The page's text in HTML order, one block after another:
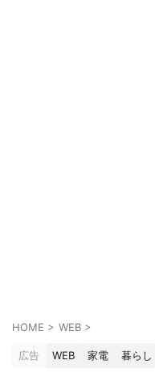
HOME > WEB >
広告 WEB 家電 暮らし